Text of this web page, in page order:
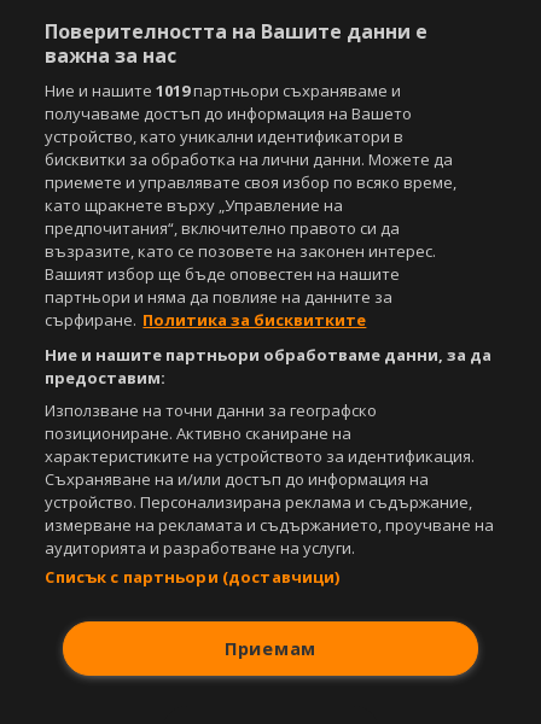
Този уебсайт е собственост наSportal Media Group
Етични правила на НСС
Лични данни
Управление на предпочитания
Съдържанието на този уеб сайт и технологиите, използвани в него, са
под закрила на Закона за авторското право и сродните му права.
Всички статии, репортажи, интервюта и други текстови, графични и
видео материали, публикувани в сайта, са собственост на Агенция
Спортал, освен ако изрично е посочено друго. Допуска се
публикуване на текстови материали само след писмено съгласие на
Агенция Спортал, посочване на източника и добавяне на линк към
www.sportal.bg. Използването на графични и видео материали,
публикувани в сайта, е строго забранено. Нарушителите ще бъдат
санкционирани с цялата строгост на закона.
СвалиБЕЗПЛАТНОТОприложение за:
Android
Powered by:
Поверителността на Вашите данни е
важна за нас
Ние и нашите1019партньори съхраняваме и
получаваме достъп до информация на Вашето
устройство, като уникални идентификатори в
бисквитки за обработка на лични данни. Можете да
приемете и управлявате своя избор по всяко време,
като щракнете върху „Управление на
предпочитания“, включително правото си да
възразите, като се позовете на законен интерес.
Вашият избор ще бъде оповестен на нашите
партньори и няма да повлияе на данните за
сърфиране. Политика за бисквитките
Ние и нашите партньори обработваме данни, за да
предоставим:
Използване на точни данни за географско
позициониране. Активно сканиране на
характеристиките на устройството за идентификация.
Съхраняване на и/или достъп до информация на
устройство. Персонализирана реклама и съдържание,
измерване на рекламата и съдържанието, проучване на
аудиторията и разработване на услуги.
Списък с партньори (доставчици)
Приемам